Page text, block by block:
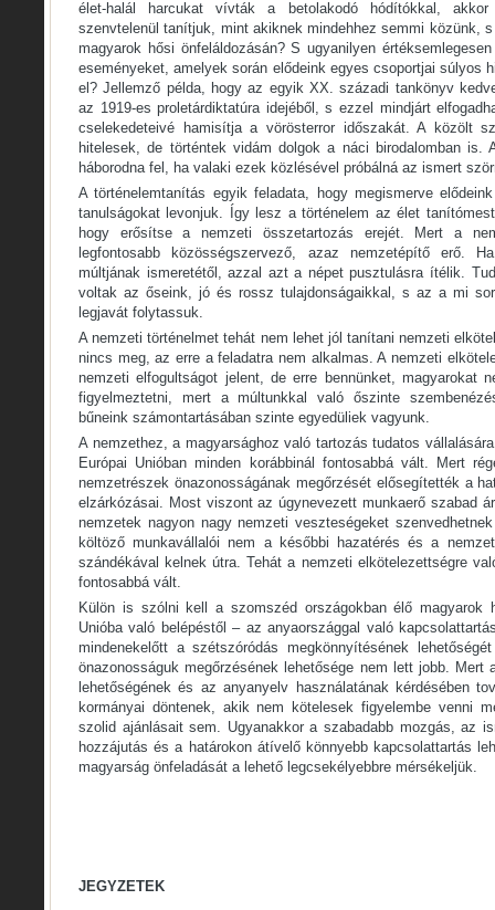
élet-halál harcukat vívták a betolakodó hódítókkal, akkor
szenvtelenül tanítjuk, mint akiknek mindehhez semmi közünk,
magyarok hősi önfeláldozásán? S ugyanilyen
eseményeket, amelyek során elődeink egyes csoportjai súlyos
el? Jellemző példa, hogy az egyik XX. századi tankönyv
az 1919-es proletárdiktatúra idejéből, s ezzel mindjárt
cselekedeteivé hamisítja a vörösterror időszakát. A közölt
hitelesek, de történtek vidám dolgok a náci birodalomban is.
háborodna fel, ha valaki ezek közlésével próbálná az ismert
A történelemtanítás egyik feladata, hogy megismerve
tanulságokat levonjuk. Így lesz a történelem az élet
hogy erősítse a nemzeti összetartozás erejét. Mert a
legfontosabb közösségszervező, azaz nemzetépítő erő.
múltjának ismeretétől, azzal azt a népet pusztulásra ítélik.
voltak az őseink, jó és rossz tulajdonságaikkal, s az a mi
legjavát folytassuk.
A nemzeti történelmet tehát nem lehet jól tanítani nemzeti
nincs meg, az erre a feladatra nem alkalmas. A nemzeti
nemzeti elfogultságot jelent, de erre bennünket, magyarokat
figyelmeztetni, mert a múltunkkal való őszinte
bűneink számontartásában szinte egyedüliek vagyunk.
A nemzethez, a magyarsághoz való tartozás tudatos
Európai Unióban minden korábbinál fontosabbá vált. Mert
nemzetrészek önazonosságának megőrzését elősegítették a
elzárkózásai. Most viszont az úgynevezett munkaerő szabad
nemzetek nagyon nagy nemzeti veszteségeket
költöző munkavállalói nem a későbbi hazatérés és a
szándékával kelnek útra. Tehát a nemzeti elkötelezettségre
fontosabbá vált.
Külön is szólni kell a szomszéd országokban élő magyarok
Unióba való belépéstől – az anyaországgal való
mindenekelőtt a szétszóródás megkönnyítésének
önazonosságuk megőrzésének lehetősége nem lett jobb. Mert
lehetőségének és az anyanyelv használatának kérdésében
kormányai döntenek, akik nem kötelesek figyelembe venni
szolid ajánlásait sem. Ugyanakkor a szabadabb mozgás, az
hozzájutás és a határokon átívelő könnyebb kapcsolattartás
magyarság önfeladását a lehető legcsekélyebbre mérsékeljük.
JEGYZETEK